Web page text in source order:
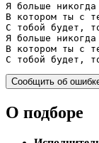
Я больше
В котором ты с
С тобой будет,
Я больше
В котором ты с
С тобой будет,
Сообщить об
О подборе